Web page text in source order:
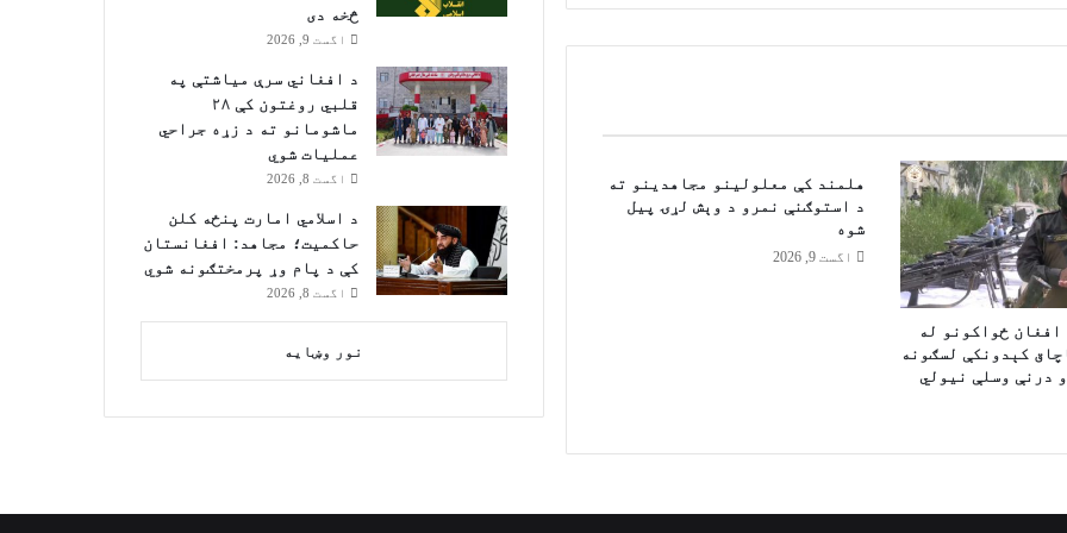
م
ر
ي
ت
ا
ن
ي
ا
ا
و
ی
ځواکونو له
کېدونکې لسګونه
درنې وسلې نیولي
هلمند کې معلولینو مجاهدینو ته
د استوګنې نمرو د وېش لړۍ پیل
شوه
اگست 9, 2026
څخه دی
اگست 9, 2026
د افغاني سرې میاشتې په
قلبي روغتون کې ۲۸
ماشومانو ته د زړه جراحي
عملیات شوي
اگست 8, 2026
د اسلامي امارت پنځه کلن
حاکمیت؛ مجاهد: افغانستان
کې د پام وړ پرمختګونه شوي
اگست 8, 2026
نور وښایه